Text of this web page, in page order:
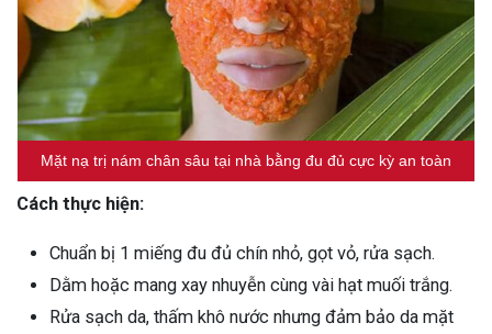
Mặt nạ trị nám chân sâu tại nhà bằng đu đủ cực kỳ an toàn
Cách thực hiện:
Chuẩn bị 1 miếng đu đủ chín nhỏ, gọt vỏ, rửa sạch.
Dằm hoặc mang xay nhuyễn cùng vài hạt muối trắng.
Rửa sạch da, thấm khô nước nhưng đảm bảo da mặt